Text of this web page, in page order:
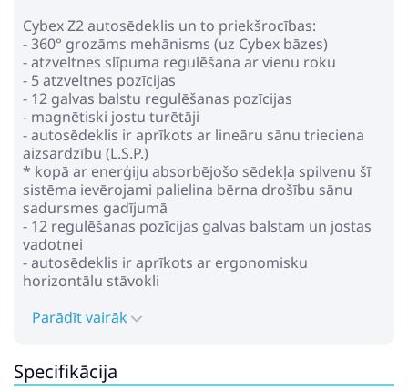
Pirkt Patīk
Cavoe Le Mans Taupe Bērnu
autosēdeklis 0-18 kg
175.29€
Pirkt
Lounge Metal
Cybex Z2 autosēdeklis un to priekšrocības:
- 360° grozāms mehānisms (uz Cybex bāzes)
- atzveltnes slīpuma regulēšana ar vienu roku
- 5 atzveltnes pozīcijas
- 12 galvas balstu regulēšanas pozīcijas
- magnētiski jostu turētāji
- autosēdeklis ir aprīkots ar lineāru sānu trieciena
aizsardzību (L.S.P.)
* kopā ar enerģiju absorbējošo sēdekļa spilvenu šī
sistēma ievērojami palielina bērna drošību sānu
sadursmes gadījumā
- 12 regulēšanas pozīcijas galvas balstam un jostas
vadotnei
- autosēdeklis ir aprīkots ar ergonomisku
horizontālu stāvokli
- liels iebūvēts jumtiņš
- autosēdeklis atbilst drošības standartam R129/03 I-
Parādīt vairāk
Specifikācija